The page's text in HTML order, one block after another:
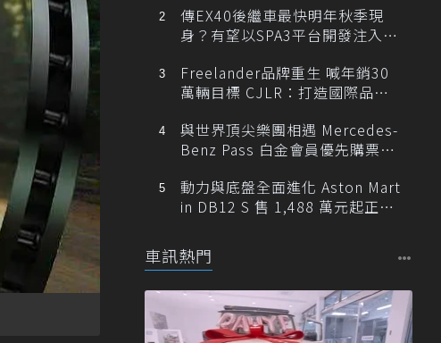
傳EX40後繼車最快明年秋季現
身？有望以SPA3平台開發注入80
Freelander品牌重生 喊年銷30
萬輛目標 CJLR：打造國際品牌
與世界頂尖樂團相遇 Mercedes-
Benz Pass 白金會員優先購票維
動力與底盤全面進化 Aston Mart
in DB12 S 售 1,488 萬元起正式
車訊熱門